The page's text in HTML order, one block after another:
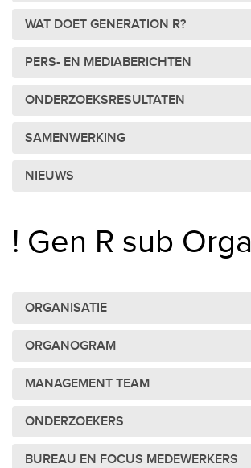
WAT DOET GENERATION R?
PERS- EN MEDIABERICHTEN
ONDERZOEKSRESULTATEN
SAMENWERKING
NIEUWS
! Gen R sub
ORGANISATIE
ORGANOGRAM
MANAGEMENT TEAM
ONDERZOEKERS
BUREAU EN FOCUS MEDEWERKERS